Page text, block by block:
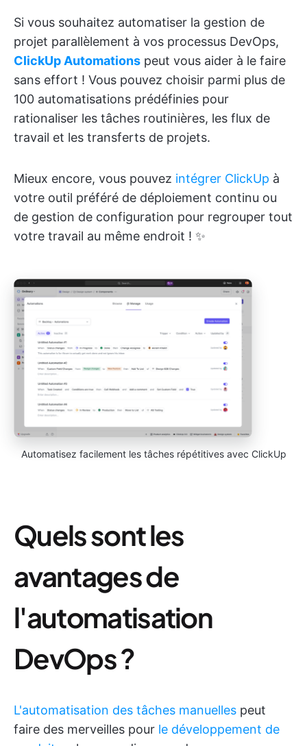
Si vous souhaitez automatiser la gestion de
projet parallèlement à vos processus DevOps,
ClickUp Automations peut vous aider à le faire
sans effort ! Vous pouvez choisir parmi plus de
100 automatisations prédéfinies pour
rationaliser les tâches routinières, les flux de
travail et les transferts de projets.
Mieux encore, vous pouvez intégrer ClickUp à
votre outil préféré de déploiement continu ou
de gestion de configuration pour regrouper tout
votre travail au même endroit ! ✨
Automatisez facilement les tâches répétitives avec ClickUp
Quels sont les
avantages de
l'automatisation
DevOps ?
L'automatisation des tâches manuelles peut
faire des merveilles pour le développement de